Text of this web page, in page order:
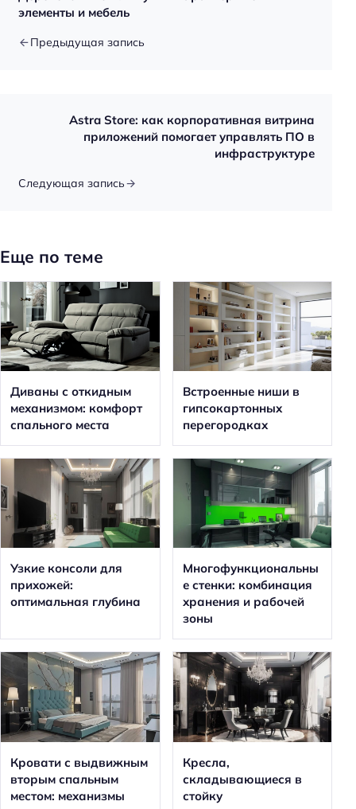
элементы и мебель
Предыдущая запись
Astra Store: как корпоративная витрина
приложений помогает управлять ПО в
инфраструктуре
Следующая запись
Еще по теме
Диваны с откидным
механизмом: комфорт
спального места
Встроенные ниши в
гипсокартонных
перегородках
Узкие консоли для
прихожей:
оптимальная глубина
Многофункциональны
е стенки: комбинация
хранения и рабочей
зоны
Кровати с выдвижным
вторым спальным
местом: механизмы
Кресла,
складывающиеся в
стойку